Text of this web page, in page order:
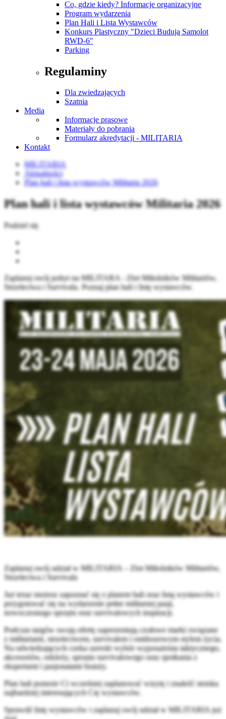
Co, gdzie kiedy? Informacje organizacyjne
Program wydarzenia
Plan Hali i Lista Wystawców
Konkurs Plastyczny "Dzieci Budują Samolot
RWD-6"
Parking
Regulaminy
Dla zwiedzających
Szatnia
Media
Informacje prasowe
Materiały do pobrania
Formularz akredytacji - MILITARIA
Kontakt
MILITARIA
Aktualności
Plan hali i lista wystawców Militaria 2026
Plan hali i lista wystawców Militaria 2026
Podziel się
Zaplanuj swój pobyt na MILITARA - Zlot Miłośników Militariów,
Strzelectwa i Survivalu. Poznaj plan hali i listę wystawców.
Zaplanuj swój udział w MILITARIA – Zlot Miłośników Militariów,
Strzelectwa i Survivalu
Już teraz możesz zapoznać się z planem hali oraz listą wystawców i
przygotować się na wydarzenie pełne militarnej pasji,
nowoczesnego sprzętu oraz survivalowych inspiracji.
Podczas targów swoją ofertę zaprezentują czołowe marki związane
z militariami, strzelectwem, survivalem i outdoorowym stylem życia.
Na odwiedzających czeka szeroki wybór wyposażenia taktycznego,
akcesoriów, odzieży, sprzętu survivalowego oraz spotkania z
ekspertami i pasjonatami branży.
Plan hali pomoże Ci wcześniej zaplanować wizytę i znaleźć stoiska
najbardziej interesujących Cię wystawców.
Sprawdź listę wystawców i zaplanuj swój udział w MILITARIA już